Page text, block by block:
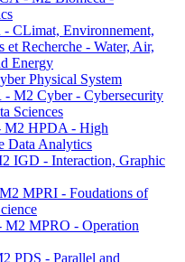
CLimat, Environnement,
et Recherche - Water, Air,
Energy
Physical System
M2 Cyber - Cybersecurity
Sciences
HPDA - High
Data Analytics
IGD - Interaction, Graphic
MPRI - Foudations of
MPRO - Operation
PDS - Parallel and